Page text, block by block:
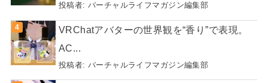
投稿者: バーチャルライフマガジン編集部
VRChatアバターの世界観を“香り”で表現。
AC...
投稿者: バーチャルライフマガジン編集部